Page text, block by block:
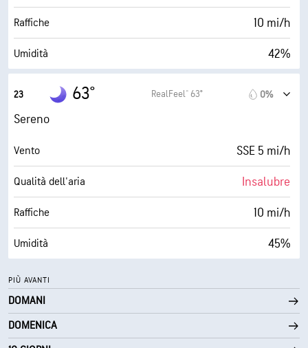
Strato di nuvole 30000 ft
Raffiche 10 mi/h
Umidità 42%
Punto di rugiada
AccuLumen Brightness Index™
Nuvolosità 0%
Visibilità 9 mi
Strato di nuvole 30000 ft
23 63° RealFeel® 63° 0%
Sereno
Vento SSE 5 mi/h
Qualità dell'aria Insalubre
Raffiche 10 mi/h
Umidità 45%
Punto di rugiada
AccuLumen Brightness Index™ 0 (Scuro)
Nuvolosità 0%
PIÙ AVANTI
DOMANI
DOMENICA